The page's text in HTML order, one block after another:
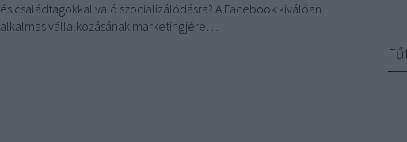
és családtagokkal való szocializálódásra? A Facebook kiválóan
alkalmas vállalkozásának marketingjére…